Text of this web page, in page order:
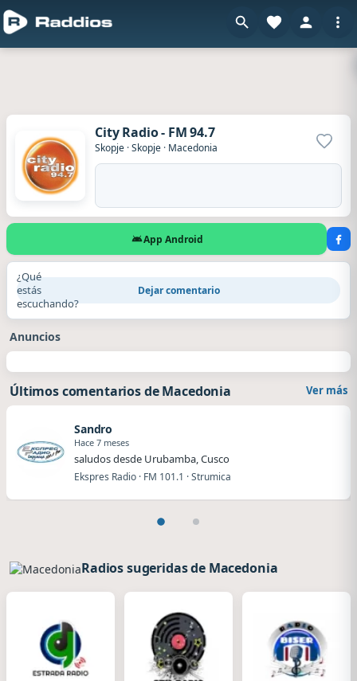
City Radio - FM 94.7
Skopje ·Skopje · Macedonia
App Android
¿Qué
estás
escuchando?
Dejar comentario
Anuncios
Últimos comentarios de Macedonia Ver más
Sandro
Hace 7 meses
saludos desde Urubamba, Cusco
Ekspres Radio · FM 101.1 · Strumica
Radios sugeridas de Macedonia